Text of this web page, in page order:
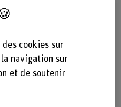
tels que les
applications
cookies sur
navigation sur
et de soutenir